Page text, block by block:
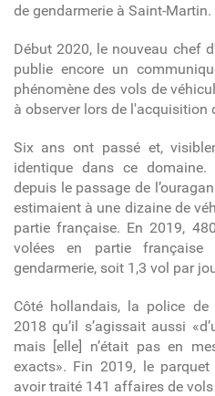
de gendarmerie à Saint-Martin.
Début 2020, le nouveau chef
publie encore un
phénomène des vols de
à observer lors de l'acquisition
Six ans ont passé et,
identique dans ce domaine.
depuis le passage de
estimaient à une dizaine de
partie française. En 2019,
volées en partie
gendarmerie, soit 1,3 vol par
Côté hollandais, la police
2018 qu’il s’agissait aussi
mais [elle] n’était pas en
exacts». Fin 2019, le
avoir traité 141 affaires de